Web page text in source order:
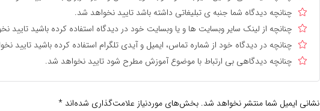
چنانچه دیدگاه شما جنبه ی تبلیغاتی داشته باشد تایید نخواهد شد.
چنانچه از لینک سایر وبسایت ها و یا وبسایت خود در دیدگاه استفاده کرده باشید تایید
چنانچه در دیدگاه خود از شماره تماس، ایمیل و آیدی تلگرام استفاده کرده باشید تایید
چنانچه دیدگاهی بی ارتباط با موضوع آموزش مطرح شود تایید نخواهد شد.
نشانی ایمیل شما منتشر نخواهد شد. بخش‌های موردنیاز علامت‌گذاری شده‌اند *